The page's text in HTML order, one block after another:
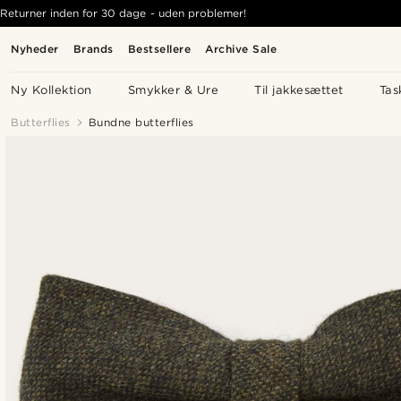
Nyheder Brands Bestsellere Archive Sale
Ny Kollektion Smykker & Ure Til jakkesættet
Returner inden for 30 dage - uden problemer!
Butterflies Bundne butterflies